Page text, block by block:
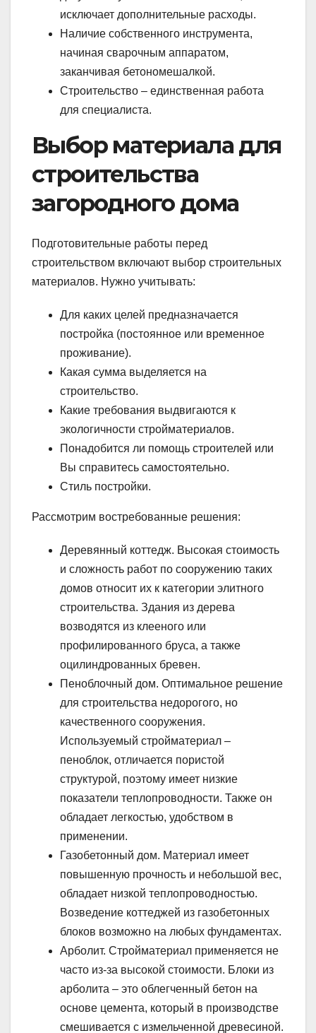
исключает дополнительные расходы.
Наличие собственного инструмента,
начиная сварочным аппаратом,
заканчивая бетономешалкой.
Строительство – единственная работа
для специалиста.
Выбор материала для
строительства
загородного дома
Подготовительные работы перед
строительством включают выбор строительных
материалов. Нужно учитывать:
Для каких целей предназначается
постройка (постоянное или временное
проживание).
Какая сумма выделяется на
строительство.
Какие требования выдвигаются к
экологичности стройматериалов.
Понадобится ли помощь строителей или
Вы справитесь самостоятельно.
Стиль постройки.
Рассмотрим востребованные решения:
Деревянный коттедж. Высокая стоимость
и сложность работ по сооружению таких
домов относит их к категории элитного
строительства. Здания из дерева
возводятся из клееного или
профилированного бруса, а также
оцилиндрованных бревен.
Пеноблочный дом. Оптимальное решение
для строительства недорогого, но
качественного сооружения.
Используемый стройматериал –
пеноблок, отличается пористой
структурой, поэтому имеет низкие
показатели теплопроводности. Также он
обладает легкостью, удобством в
применении.
Газобетонный дом. Материал имеет
повышенную прочность и небольшой вес,
обладает низкой теплопроводностью.
Возведение коттеджей из газобетонных
блоков возможно на любых фундаментах.
Арболит. Стройматериал применяется не
часто из-за высокой стоимости. Блоки из
арболита – это облегченный бетон на
основе цемента, который в производстве
смешивается с измельченной древесиной.